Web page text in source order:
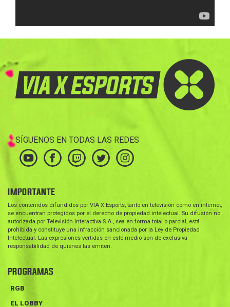
SÍGUENOS EN TODAS LAS REDES
IMPORTANTE
Los contenidos difundidos por VIA X Esports, tanto en televisión como en internet,
se encuentran protegidos por el derecho de propiedad intelectual. Su difusión no
autorizada por Televisión Interactiva S.A., sea en forma total o parcial, está
prohibida y constituye una infracción sancionada por la Ley de Propiedad
Intelectual. Las expresiones vertidas en este medio son de exclusiva
responsabilidad de quienes las emiten.
PROGRAMAS
RGB
EL LOBBY